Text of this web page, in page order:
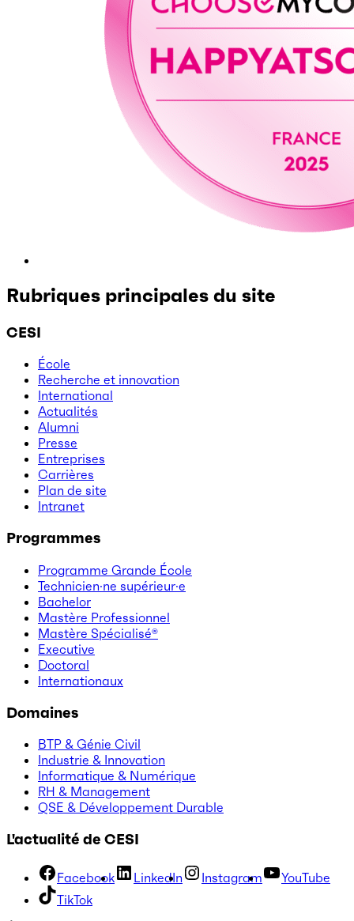
Rubriques principales du site
CESI
École
Recherche et innovation
International
Actualités
Alumni
Presse
Entreprises
Carrières
Plan de site
Intranet
Programmes
Programme Grande École
Technicien·ne supérieur·e
Bachelor
Mastère Professionnel
Mastère Spécialisé®
Executive
Doctoral
Internationaux
Domaines
BTP & Génie Civil
Industrie & Innovation
Informatique & Numérique
RH & Management
QSE & Développement Durable
L'actualité de CESI
Facebook LinkedIn Instagram
YouTube
TikTok